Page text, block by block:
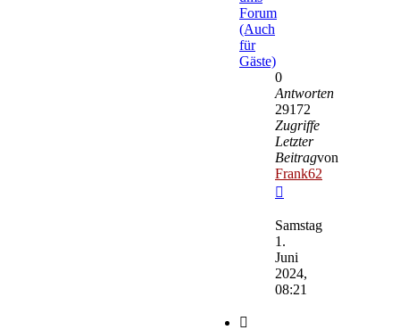
Forum
(Auch
für
Gäste)
0
Antworten
29172
Zugriffe
Letzter
Beitragvon
Frank62
Beitrag
Samstag
1.
Juni
2024,
08:21